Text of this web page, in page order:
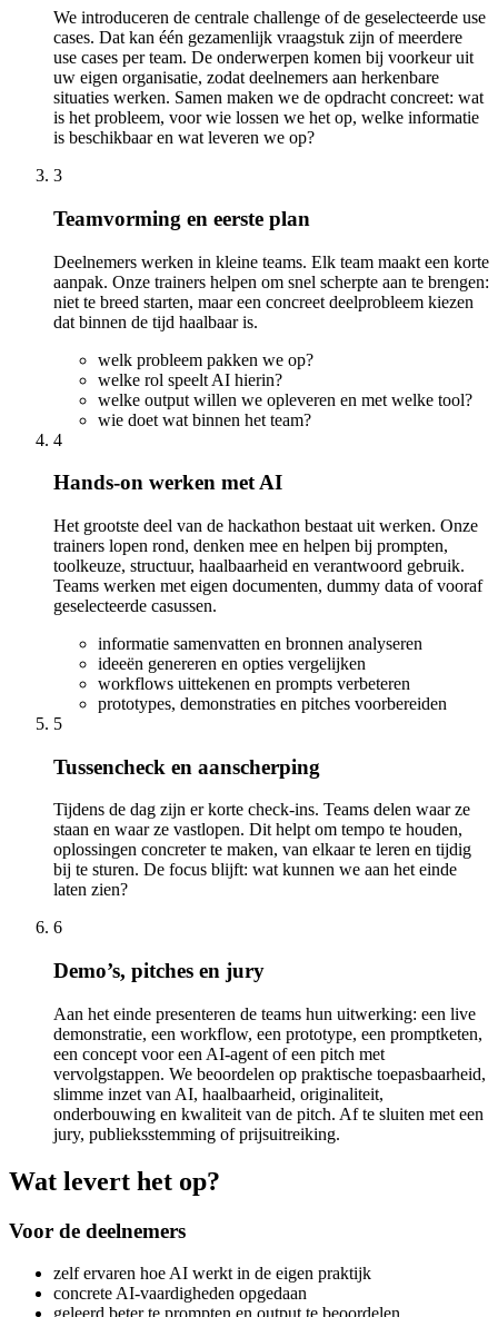
We introduceren de centrale challenge of de geselecteerde use
cases. Dat kan één gezamenlijk vraagstuk zijn of meerdere
use cases per team. De onderwerpen komen bij voorkeur uit
uw eigen organisatie, zodat deelnemers aan herkenbare
situaties werken. Samen maken we de opdracht concreet: wat
is het probleem, voor wie lossen we het op, welke informatie
is beschikbaar en wat leveren we op?
3
Teamvorming en eerste plan
Deelnemers werken in kleine teams. Elk team maakt een korte
aanpak. Onze trainers helpen om snel scherpte aan te brengen:
niet te breed starten, maar een concreet deelprobleem kiezen
dat binnen de tijd haalbaar is.
welk probleem pakken we op?
welke rol speelt AI hierin?
welke output willen we opleveren en met welke tool?
wie doet wat binnen het team?
4
Hands-on werken met AI
Het grootste deel van de hackathon bestaat uit werken. Onze
trainers lopen rond, denken mee en helpen bij prompten,
toolkeuze, structuur, haalbaarheid en verantwoord gebruik.
Teams werken met eigen documenten, dummy data of vooraf
geselecteerde casussen.
informatie samenvatten en bronnen analyseren
ideeën genereren en opties vergelijken
workflows uittekenen en prompts verbeteren
prototypes, demonstraties en pitches voorbereiden
5
Tussencheck en aanscherping
Tijdens de dag zijn er korte check-ins. Teams delen waar ze
staan en waar ze vastlopen. Dit helpt om tempo te houden,
oplossingen concreter te maken, van elkaar te leren en tijdig
bij te sturen. De focus blijft: wat kunnen we aan het einde
laten zien?
6
Demo’s, pitches en jury
Aan het einde presenteren de teams hun uitwerking: een live
demonstratie, een workflow, een prototype, een promptketen,
een concept voor een AI-agent of een pitch met
vervolgstappen. We beoordelen op praktische toepasbaarheid,
slimme inzet van AI, haalbaarheid, originaliteit,
onderbouwing en kwaliteit van de pitch. Af te sluiten met een
jury, publieksstemming of prijsuitreiking.
Wat levert het op?
Voor de deelnemers
zelf ervaren hoe AI werkt in de eigen praktijk
concrete AI-vaardigheden opgedaan